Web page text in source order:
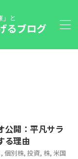
」と
るブログ
公開：平凡サラ
る理由
, 個別株, 投資, 株, 米国